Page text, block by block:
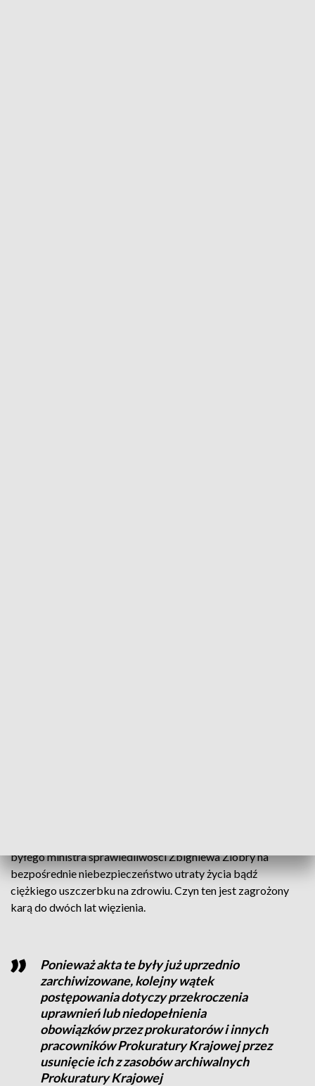
byłego ministra sprawiedliwości Zbigniewa Ziobry na
bezpośrednie niebezpieczeństwo utraty życia bądź
ciężkiego uszczerbku na zdrowiu. Czyn ten jest zagrożony
karą do dwóch lat więzienia.
Ponieważ akta te były już uprzednio
zarchiwizowane, kolejny wątek
postępowania dotyczy przekroczenia
uprawnień lub niedopełnienia
obowiązków przez prokuratorów i innych
pracowników Prokuratury Krajowej przez
usunięcie ich z zasobów archiwalnych
Prokuratury Krajowej